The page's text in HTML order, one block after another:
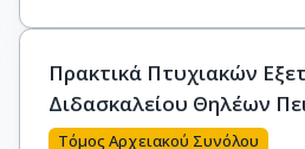
Πρακτικά Πτυχιακών
Διδασκαλείου Θηλέων
Τόμος Αρχειακού Συνόλου